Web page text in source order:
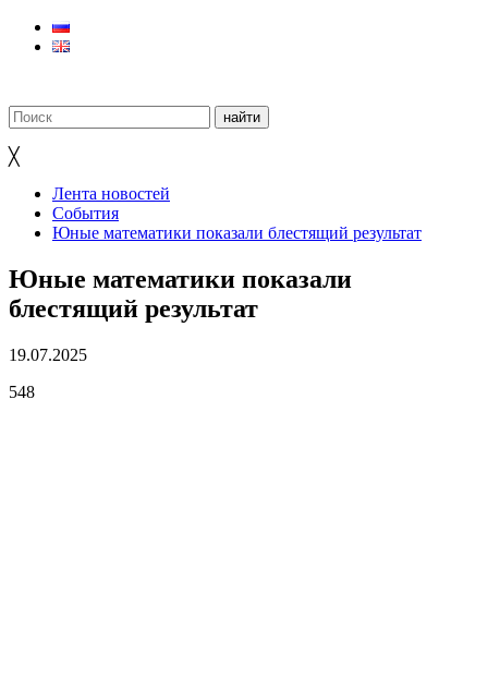
╳
Лента новостей
События
Юные математики показали блестящий результат
Юные математики показали
блестящий результат
19.07.2025
548